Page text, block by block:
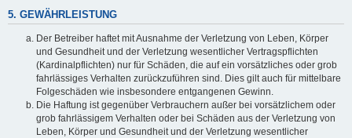
5. GEWÄHRLEISTUNG
Der Betreiber haftet mit Ausnahme der Verletzung von Leben, Körper
und Gesundheit und der Verletzung wesentlicher Vertragspflichten
(Kardinalpflichten) nur für Schäden, die auf ein vorsätzliches oder grob
fahrlässiges Verhalten zurückzuführen sind. Dies gilt auch für mittelbare
Folgeschäden wie insbesondere entgangenen Gewinn.
Die Haftung ist gegenüber Verbrauchern außer bei vorsätzlichem oder
grob fahrlässigem Verhalten oder bei Schäden aus der Verletzung von
Leben, Körper und Gesundheit und der Verletzung wesentlicher